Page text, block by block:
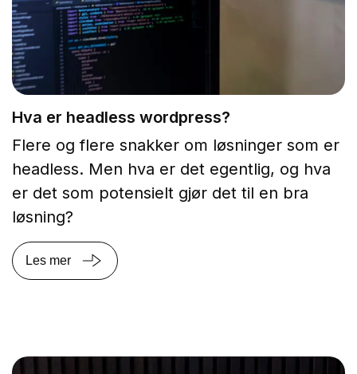
Hva er headless wordpress?
Flere og flere snakker om løsninger som er
headless. Men hva er det egentlig, og hva
er det som potensielt gjør det til en bra
løsning?
Les mer